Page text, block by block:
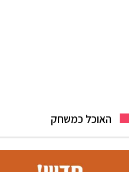
האוכל כמשחק